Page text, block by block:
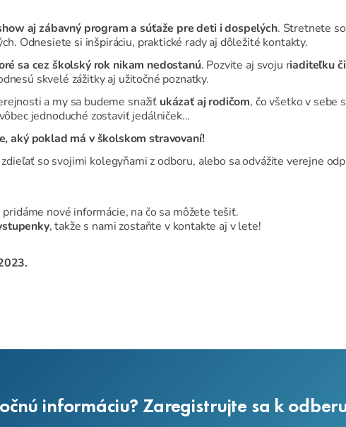
aj zábavný program a súťaže pre deti i dospelých. Stretnete
Odnesiete si inšpiráciu, praktické rady aj dôležité kontakty.
sa cez školský rok nikam nedostanú. Pozvite aj svoju riaditeľku
skvelé zážitky aj užitočné poznatky.
a my sa budeme snažiť ukázať aj rodičom, čo všetko v sebe
jednoduché zostaviť jedálniček...
aký poklad má v školskom stravovaní!
so svojimi kolegyňami z odboru, alebo sa odvážite verejne
nové informácie, na čo sa môžete tešiť.
, takže s nami zostaňte v kontakte aj v lete!
informáciu? Zaregistrujte sa k